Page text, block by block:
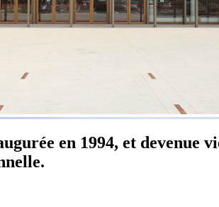
en 1994, et